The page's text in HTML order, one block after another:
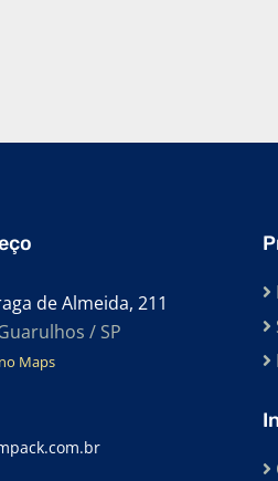
de Almeida, 211
/ SP
Maps